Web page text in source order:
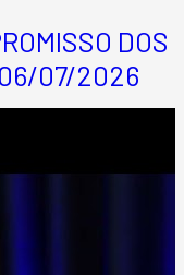
DOS
06/07/2026